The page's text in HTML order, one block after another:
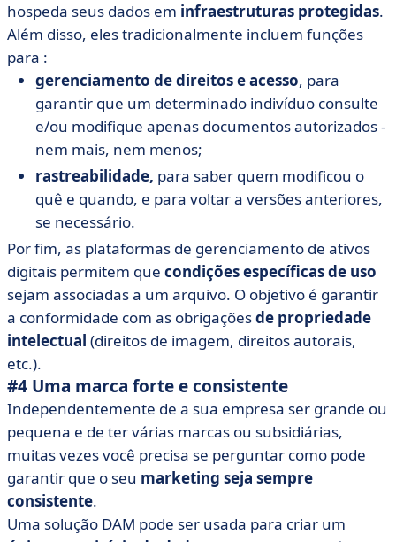
hospeda seus dados em infraestruturas protegidas.
Além disso, eles tradicionalmente incluem funções
para :
gerenciamento de direitos e acesso, para
garantir que um determinado indivíduo consulte
e/ou modifique apenas documentos autorizados -
nem mais, nem menos;
rastreabilidade, para saber quem modificou o
quê e quando, e para voltar a versões anteriores,
se necessário.
Por fim, as plataformas de gerenciamento de ativos
digitais permitem que condições específicas de uso
sejam associadas a um arquivo. O objetivo é garantir
a conformidade com as obrigaçõesde propriedade
intelectual (direitos de imagem, direitos autorais,
etc.).
#4 Uma marca forte e consistente
Independentemente de a sua empresa ser grande ou
pequena e de ter várias marcas ou subsidiárias,
muitas vezes você precisa se perguntar como pode
garantir que o seu marketing seja sempre
consistente.
Uma solução DAM pode ser usada para criar um